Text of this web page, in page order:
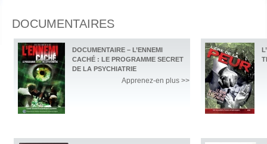
DOCUMENTAIRES
DOCUMENTAIRE – L’ENNEMI
CACHÉ : LE PROGRAMME SECRET
DE LA PSYCHIATRIE
Apprenez-en plus >>